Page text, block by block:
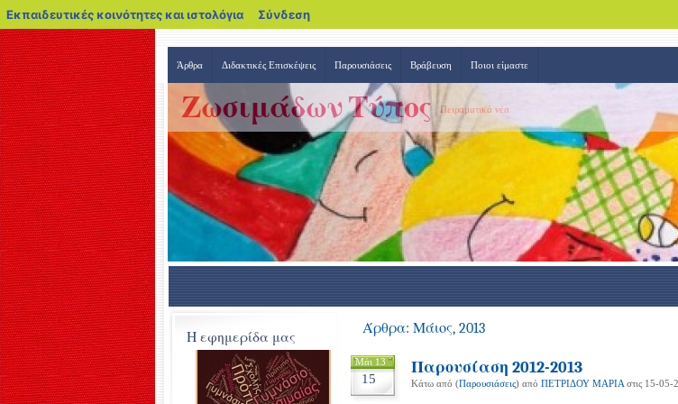
Εκπαιδευτικές κοινότητες και ιστολόγια blogs.sch.gr
Σύνδεση
Άρθρα Διδακτικές Επισκέψεις Παρουσιάσεις Βράβευση Ποιοι είμαστε
Ζωσιμάδων Τύπος Πειραματικά νέα
Η εφημερίδα μας
Άρθρα: Μάιος, 2013
Μάι 13
15
Παρουσίαση 2012-2013
Κάτω από (Παρουσιάσεις) από ΠΕΤΡΙΔΟΥ ΜΑΡΙΑ στις 15-05-